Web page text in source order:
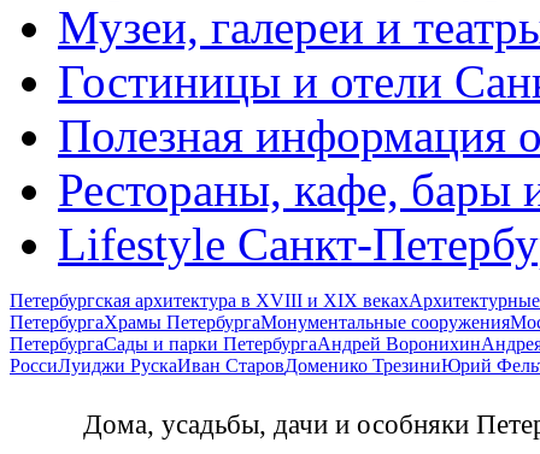
Музеи, галереи и
Гостиницы и отели
Полезная информация
Рестораны, кафе, бары
Lifestyle Санкт-
Петербургская архитектура в XVIII и XIX веках
ПетербургаХрамы ПетербургаМонументальные сооружения
ПетербургаСады и парки ПетербургаАндрей Воронихин
РоссиЛуиджи РускаИван СтаровДоменико ТрезиниЮрий
Дома, усадьбы, дачи и особняки